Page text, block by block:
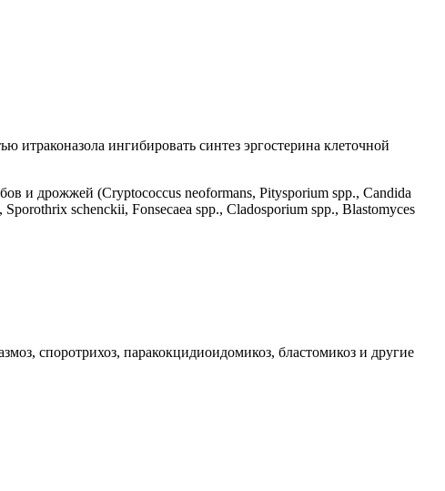
итраконазола ингибировать синтез эргостерина клеточной
и дрожжей (Cryptococcus neoformans, Pitysporium spp., Candida
schenckii, Fonsecaea spp., Cladosporium spp., Blastomyces
споротрихоз, паракокцидиоидомикоз, бластомикоз и другие